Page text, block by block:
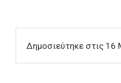
Δημοσιεύτηκε στις 16